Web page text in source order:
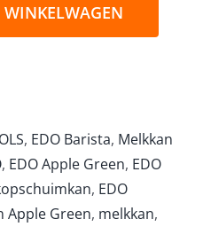
, EDO Barista, Melkkan
, EDO Apple Green, EDO
, EDO
Apple Green, melkkan,